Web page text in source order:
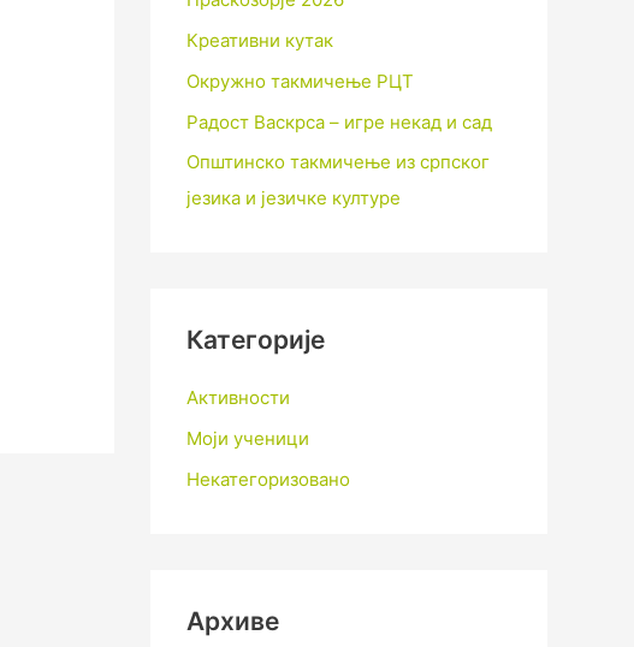
Креативни кутак
Окружно такмичење РЦТ
Радост Васкрса – игре некад и сад
Општинско такмичење из српског
језика и језичке културе
Категорије
Активности
Моји ученици
Некатегоризовано
Архиве